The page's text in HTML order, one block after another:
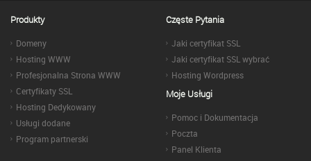
Produkty
Domeny
Hosting WWW
Profesjonalna Strona WWW
Certyfikaty SSL
Hosting Dedykowany
Usługi dodane
Program partnerski
Częste Pytania
Jaki certyfikat SSL
Jaki certyfikat SSL wybrać
Hosting Wordpress
Moje Usługi
Pomoc i Dokumentacja
Poczta
Panel Klienta